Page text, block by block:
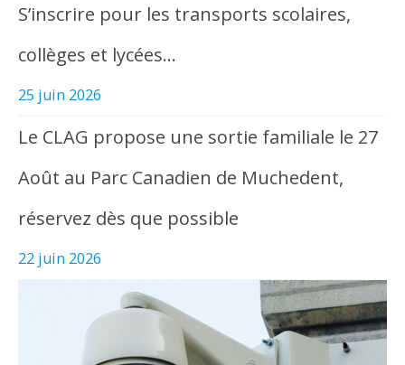
S’inscrire pour les transports scolaires,
collèges et lycées…
25 juin 2026
Le CLAG propose une sortie familiale le 27
Août au Parc Canadien de Muchedent,
réservez dès que possible
22 juin 2026